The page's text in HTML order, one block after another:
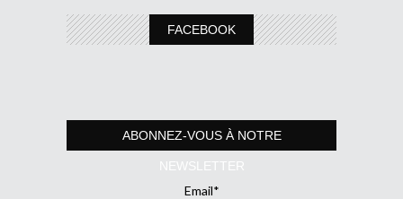
FACEBOOK
ABONNEZ-VOUS À NOTRE
NEWSLETTER
Email*